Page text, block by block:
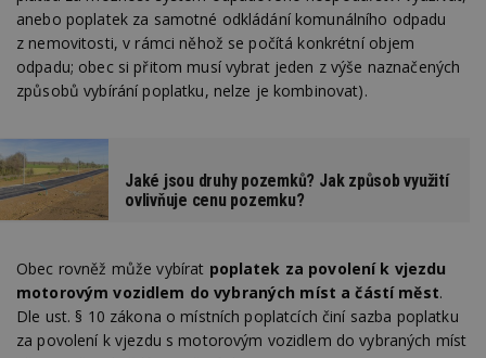
anebo poplatek za samotné odkládání komunálního odpadu
z nemovitosti, v rámci něhož se počítá konkrétní objem
odpadu; obec si přitom musí vybrat jeden z výše naznačených
způsobů vybírání poplatku, nelze je kombinovat).
Jaké jsou druhy pozemků? Jak způsob využití
ovlivňuje cenu pozemku?
Obec rovněž může vybírat poplatek za povolení k vjezdu
motorovým vozidlem do vybraných míst a částí měst.
Dle ust. § 10 zákona o místních poplatcích činí sazba poplatku
za povolení k vjezdu s motorovým vozidlem do vybraných míst